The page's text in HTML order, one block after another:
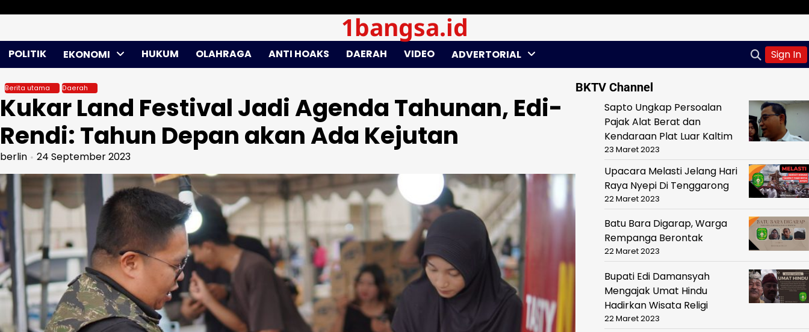
1bangsa.id
POLITIK EKONOMI HUKUM OLAHRAGA ANTI HOAKS DAERAH VIDEO ADVERTORIAL Sign In
Berita utama Daerah
Kukar Land Festival Jadi Agenda Tahunan, Edi-
Rendi: Tahun Depan akan Ada Kejutan
berlin 24 September 2023
BKTV Channel
Sapto Ungkap Persoalan
Pajak Alat Berat dan
Kendaraan Plat Luar Kaltim
23 Maret 2023
Upacara Melasti Jelang Hari
Raya Nyepi Di Tenggarong
22 Maret 2023
Batu Bara Digarap, Warga
Rempanga Berontak
22 Maret 2023
Bupati Edi Damansyah
Mengajak Umat Hindu
Hadirkan Wisata Religi
22 Maret 2023